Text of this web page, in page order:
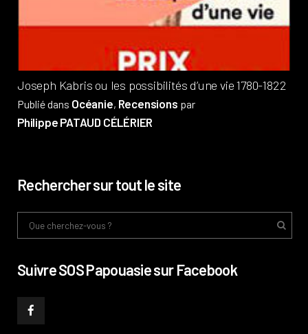
Joseph Kabris ou les possibilités d’une vie 1780-1822
Publié dans Océanie, Recensions par
Philippe PATAUD CÉLÉRIER
Rechercher sur tout le site
Suivre SOS Papouasie sur Facebook